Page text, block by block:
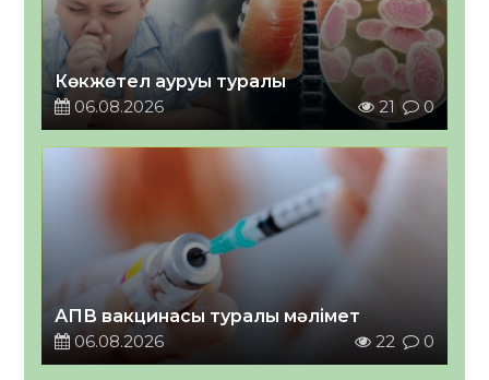
Көкжөтел ауруы туралы
06.08.2026
21 0
АПВ вакцинасы туралы мәлімет
06.08.2026
22 0